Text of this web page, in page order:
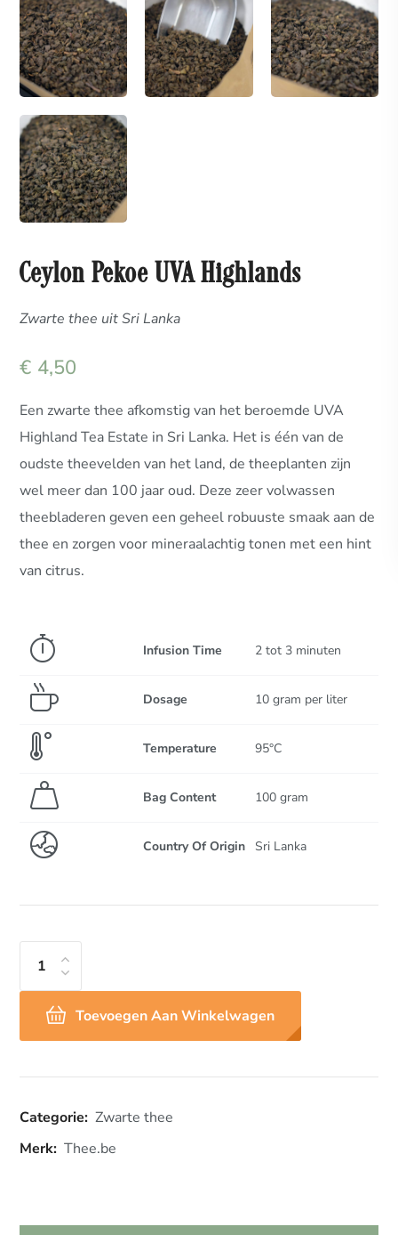
Ceylon Pekoe UVA Highlands
Zwarte thee uit Sri Lanka
€ 4,50
Een zwarte thee afkomstig van het beroemde UVA
Highland Tea Estate in Sri Lanka. Het is één van de
oudste theevelden van het land, de theeplanten zijn
wel meer dan 100 jaar oud. Deze zeer volwassen
theebladeren geven een geheel robuuste smaak aan de
thee en zorgen voor mineraalachtig tonen met een hint
van citrus.
Infusion Time 2 tot 3 minuten
Dosage 10 gram per liter
Temperature 95°C
Bag Content 100 gram
Country Of Origin Sri Lanka
Categorie: Zwarte thee
Merk: Thee.be
Toevoegen Aan Winkelwagen